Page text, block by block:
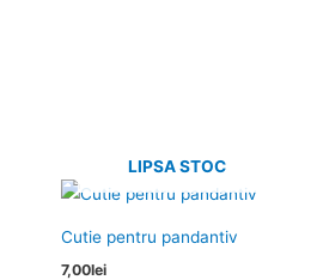
LIPSA STOC
Cutie pentru pandantiv
7,00lei